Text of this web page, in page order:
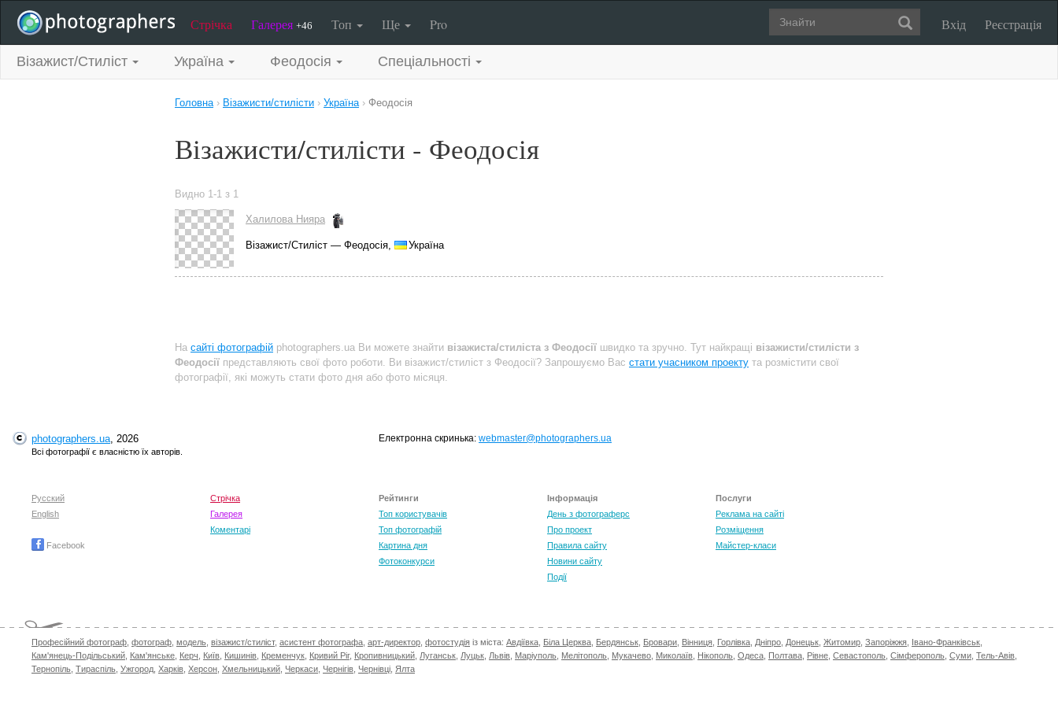
Стрічка Галерея +46 Топ Ще Pro Вхід Реєстрація
Візажист/Стиліст Україна Феодосія Спеціальності
Головна› Візажисти/стилісти › Україна› Феодосія
Візажисти/стилісти - Феодосія
Видно 1-1 з 1
Халилова Нияра
Візажист/Стиліст — Феодосія, Україна
На сайті фотографій photographers.ua Ви можете знайти візажиста/стиліста з Феодосії швидко та зручно. Тут найкращі візажисти/стилісти з
Феодосії представляють свої фото роботи. Ви візажист/стиліст з Феодосії? Запрошуємо Вас стати учасником проекту та розмістити свої
фотографії, які можуть стати фото дня або фото місяця.
photographers.ua, 2026
Всі фотографії є власністю їх авторів.
Електронна скринька: webmaster@photographers.ua
Русский
English
Facebook
Стрічка
Галерея
Коментарі
Рейтинги
Топ користувачів
Топ фотографій
Картина дня
Фотоконкурси
Інформація
День з фотограферс
Про проект
Правила сайту
Новини сайту
Події
Послуги
Реклама на сайті
Розміщення
Майстер-класи
Професійний фотограф фотограф модель візажист/стиліст, асистент фотографа арт-директор фотостудія із міста: Авдіївка Біла Церква Бердянськ Бровари Вінниця Горлівка Дніпро Донецьк Житомир Запоріжжя Івано-Франківськ
Кам'янець-Подільський Кам'янське Керч Київ Кишинів Кременчук Кривий Ріг, Кропивницький Луганськ Луцьк Львів Маріуполь Мелітополь Мукачево Миколаїв Нікополь Одеса Полтава Рівне Севастополь Сімферополь Суми Тель-Авів
Тернопіль Тираспіль Ужгород Харків Херсон Хмельницький Черкаси Чернігів Чернівці Ялта